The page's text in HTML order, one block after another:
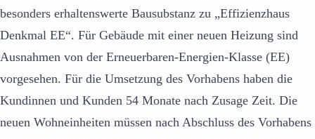
besonders erhaltenswerte Bausubstanz zu „Effizienzhaus
Denkmal EE“. Für Gebäude mit einer neuen Heizung sind
Ausnahmen von der Erneuerbaren-Energien-Klasse (EE)
vorgesehen. Für die Umsetzung des Vorhabens haben die
Kundinnen und Kunden 54 Monate nach Zusage Zeit. Die
neuen Wohn­einheiten müssen nach Abschluss des Vorhabens